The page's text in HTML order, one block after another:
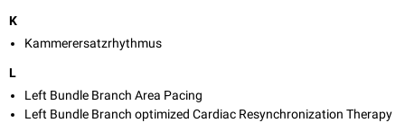
K
Kammerersatzrhythmus
L
Left Bundle Branch Area Pacing
Left Bundle Branch optimized Cardiac Resynchronization Therapy